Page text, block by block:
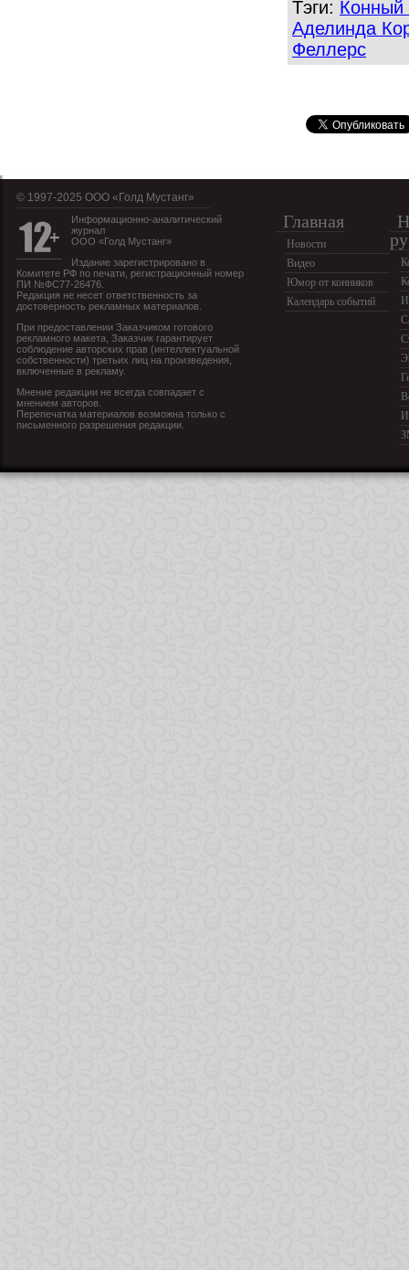
Тэги: Конный
Аделинда
Феллерс
© 1997-2025 OOO «Голд Мустанг»
Информационно-аналитический
журнал
ООО «Голд Мустанг»
Издание зарегистрировано в
Комитете РФ по печати, регистрационный номер
ПИ №ФС77-26476.
Редакция не несет ответственность за
достоверность рекламных материалов.
При предоставлении Заказчиком готового
рекламного макета, Заказчик гарантирует
соблюдение авторских прав (интеллектуальной
собственности) третьих лиц на произведения,
включенные в рекламу.
Мнение редакции не всегда совпадает с
мнением авторов.
Перепечатка материалов возможна только с
письменного разрешения редакции.
Главная
Новости
Видео
Юмор от конников
Календарь событий